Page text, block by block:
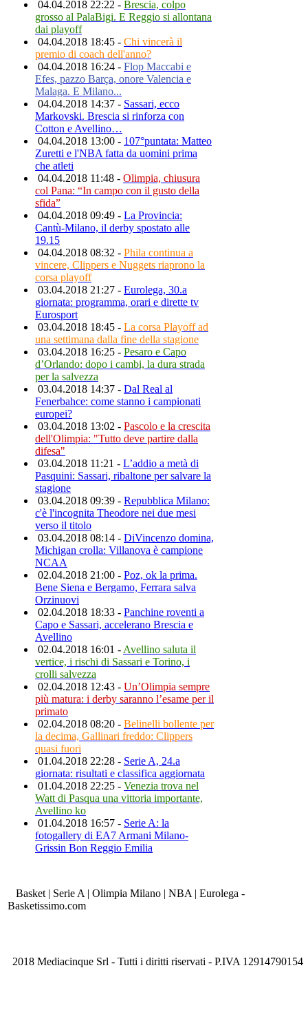
04.04.2018 22:22 - Brescia, colpo
grosso al PalaBigi. E Reggio si allontana
dai playoff
04.04.2018 18:45 - Chi vincerà il
premio di coach dell'anno?
04.04.2018 16:24 - Flop Maccabi e
Efes, pazzo Barça, onore Valencia e
Malaga. E Milano...
04.04.2018 14:37 - Sassari, ecco
Markovski. Brescia si rinforza con
Cotton e Avellino…
04.04.2018 13:00 - 107°puntata: Matteo
Zuretti e l'NBA fatta da uomini prima
che atleti
04.04.2018 11:48 - Olimpia, chiusura
col Pana: “In campo con il gusto della
sfida”
04.04.2018 09:49 - La Provincia:
Cantù-Milano, il derby spostato alle
19.15
04.04.2018 08:32 - Phila continua a
vincere, Clippers e Nuggets riaprono la
corsa playoff
03.04.2018 21:27 - Eurolega, 30.a
giornata: programma, orari e dirette tv
Eurosport
03.04.2018 18:45 - La corsa Playoff ad
una settimana dalla fine della stagione
03.04.2018 16:25 - Pesaro e Capo
d’Orlando: dopo i cambi, la dura strada
per la salvezza
03.04.2018 14:37 - Dal Real al
Fenerbahce: come stanno i campionati
europei?
03.04.2018 13:02 - Pascolo e la crescita
dell'Olimpia: "Tutto deve partire dalla
difesa"
03.04.2018 11:21 - L’addio a metà di
Pasquini: Sassari, ribaltone per salvare la
stagione
03.04.2018 09:39 - Repubblica Milano:
c'è l'incognita Theodore nei due mesi
verso il titolo
03.04.2018 08:14 - DiVincenzo domina,
Michigan crolla: Villanova è campione
NCAA
02.04.2018 21:00 - Poz, ok la prima.
Bene Siena e Bergamo, Ferrara salva
Orzinuovi
02.04.2018 18:33 - Panchine roventi a
Capo e Sassari, accelerano Brescia e
Avellino
02.04.2018 16:01 - Avellino saluta il
vertice, i rischi di Sassari e Torino, i
crolli salvezza
02.04.2018 12:43 - Un’Olimpia sempre
più matura: i derby saranno l’esame per il
primato
02.04.2018 08:20 - Belinelli bollente per
la decima, Gallinari freddo: Clippers
quasi fuori
01.04.2018 22:28 - Serie A, 24.a
giornata: risultati e classifica aggiornata
01.04.2018 22:25 - Venezia trova nel
Watt di Pasqua una vittoria importante,
Avellino ko
01.04.2018 16:57 - Serie A: la
fotogallery di EA7 Armani Milano-
Grissin Bon Reggio Emilia
Basket | Serie A | Olimpia Milano | NBA | Eurolega -
Basketissimo.com
2018 Mediacinque Srl - Tutti i diritti riservati - P.IVA 12914790154